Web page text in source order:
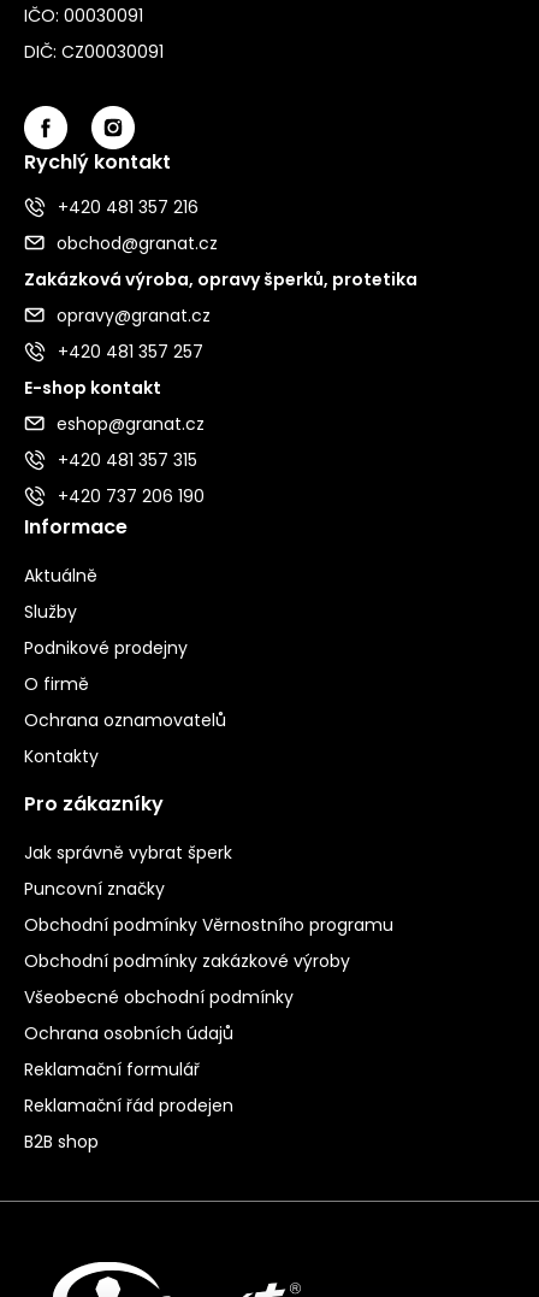
IČO: 00030091
DIČ: CZ00030091
Rychlý kontakt
+420 481 357 216
obchod@granat.cz
Zakázková výroba, opravy šperků, protetika
opravy@granat.cz
+420 481 357 257
E-shop kontakt
eshop@granat.cz
+420 481 357 315
+420 737 206 190
Informace
Aktuálně
Služby
Podnikové prodejny
O firmě
Ochrana oznamovatelů
Kontakty
Pro zákazníky
Jak správně vybrat šperk
Puncovní značky
Obchodní podmínky Věrnostního programu
Obchodní podmínky zakázkové výroby
Všeobecné obchodní podmínky
Ochrana osobních údajů
Reklamační formulář
Reklamační řád prodejen
B2B shop